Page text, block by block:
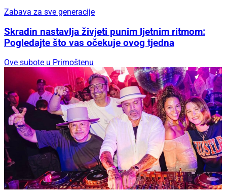
Zabava za sve generacije
Skradin nastavlja živjeti punim ljetnim ritmom:
Pogledajte što vas očekuje ovog tjedna
Ove subote u Primoštenu